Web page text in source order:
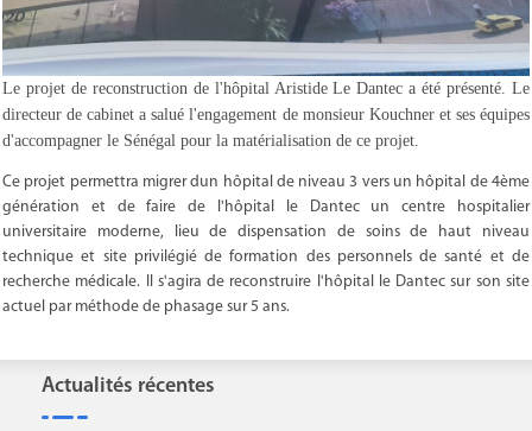
Le projet de reconstruction de l'hôpital Aristide Le Dantec a été présenté. Le
directeur de cabinet a salué l'engagement de monsieur Kouchner et ses équipes
d'accompagner le Sénégal pour la matérialisation de ce projet.
Ce projet permettra migrer dun hôpital de niveau 3 vers un hôpital de 4ème
génération et de faire de l'hôpital le Dantec un centre hospitalier
universitaire moderne, lieu de dispensation de soins de haut niveau
technique et site privilégié de formation des personnels de santé et de
recherche médicale. Il s'agira de reconstruire l'hôpital le Dantec sur son site
actuel par méthode de phasage sur 5 ans.
Actualités récentes